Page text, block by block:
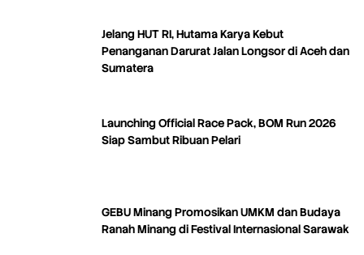
Jelang HUT RI, Hutama Karya Kebut
Penanganan Darurat Jalan Longsor di Aceh dan
Sumatera
Launching Official Race Pack, BOM Run 2026
Siap Sambut Ribuan Pelari
GEBU Minang Promosikan UMKM dan Budaya
Ranah Minang di Festival Internasional Sarawak